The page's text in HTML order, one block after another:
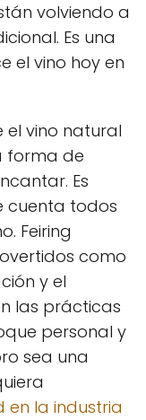
volviendo a
Es una
el vino hoy en
el vino natural
forma de
Es
cuenta todos
Feiring
como
y el
las prácticas
personal y
sea una
en la industria